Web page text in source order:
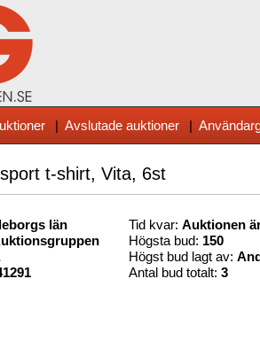
| Avslutade auktioner |
t-shirt, Vita, 6st
s län
Tid kvar: Auktionen
Högsta bud: 150
Högst bud lagt av:
Antal bud totalt: 3